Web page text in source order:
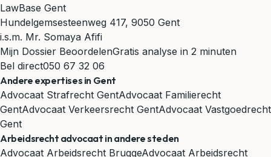
LawBase Gent
Hundelgemsesteenweg 417, 9050 Gent
i.s.m. Mr. Somaya Afifi
Mijn Dossier BeoordelenGratis analyse in 2 minuten
Bel direct050 67 32 06
Andere expertises in Gent
Advocaat Strafrecht GentAdvocaat Familierecht
GentAdvocaat Verkeersrecht GentAdvocaat Vastgoedrecht
Gent
Arbeidsrecht advocaat in andere steden
Advocaat Arbeidsrecht BruggeAdvocaat Arbeidsrecht